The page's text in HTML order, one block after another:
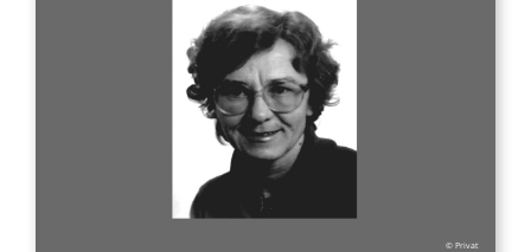
© Privat